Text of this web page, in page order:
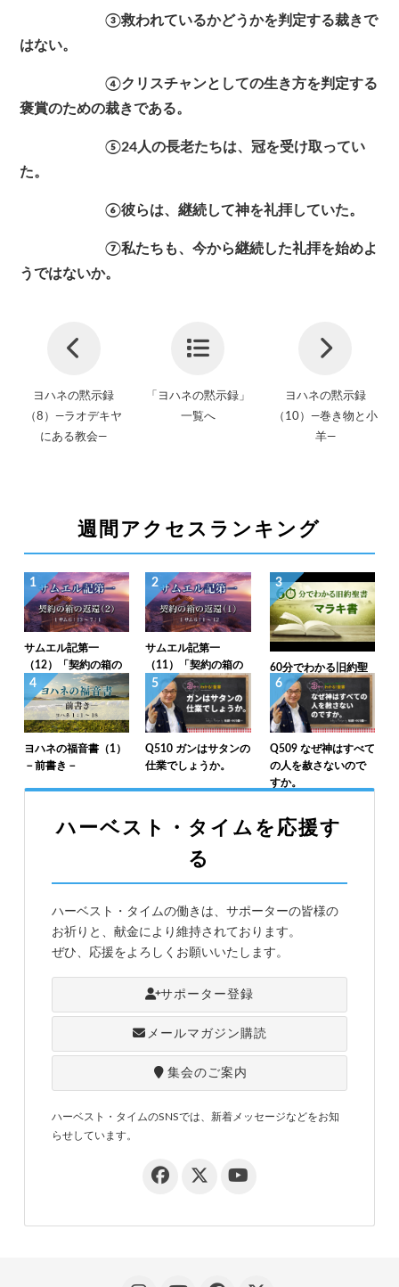
③救われているかどうかを判定する裁きで
はない。
④クリスチャンとしての生き方を判定する
褒賞のための裁きである。
⑤24人の長老たちは、冠を受け取ってい
た。
⑥彼らは、継続して神を礼拝していた。
⑦私たちも、今から継続した礼拝を始めよ
うではないか。
ヨハネの黙示録
（8）—ラオデキヤ
にある教会—
「ヨハネの黙示録」
一覧へ
ヨハネの黙示録
（10）—巻き物と小
羊—
週間アクセスランキング
1
サムエル記第一
（12）「契約の箱の
返還（2）」1サム6：
13～7：1
2
サムエル記第一
（11）「契約の箱の
返還（1）」1サム6：
1～12
3
60分でわかる旧約聖
書（39）マラキ書
4
ヨハネの福音書（1）
－前書き－
5
Q510 ガンはサタンの
仕業でしょうか。
6
Q509 なぜ神はすべて
の人を赦さないので
すか。
ハーベスト・タイムを応援す
る
ハーベスト・タイムの働きは、サポーターの皆様の
お祈りと、献金により維持されております。
ぜひ、応援をよろしくお願いいたします。
サポーター登録
メールマガジン購読
集会のご案内
ハーベスト・タイムのSNSでは、新着メッセージなどをお知
らせしています。